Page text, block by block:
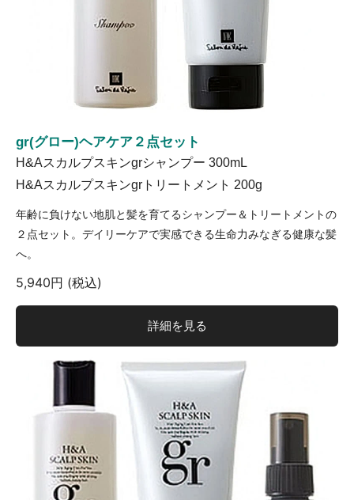
gr(グロー)ヘアケア２点セット
H&Aスカルプスキンgrシャンプー 300mL
H&Aスカルプスキンgrトリートメント 200g
年齢に負けない地肌と髪を育てるシャンプー＆トリートメントの
２点セット。デイリーケアで実感できる生命力みなぎる健康な髪
へ。
5,940円 (税込)
詳細を見る